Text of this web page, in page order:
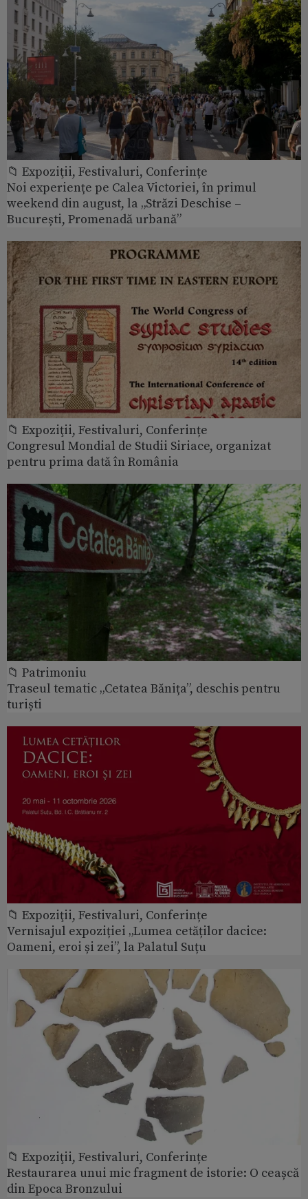
📁 Expoziţii, Festivaluri, Conferințe
Noi experiențe pe Calea Victoriei, în primul
weekend din august, la „Străzi Deschise –
București, Promenadă urbană”
📁 Expoziţii, Festivaluri, Conferințe
Congresul Mondial de Studii Siriace, organizat
pentru prima dată în România
📁 Patrimoniu
Traseul tematic „Cetatea Bănița”, deschis pentru
turiști
📁 Expoziţii, Festivaluri, Conferințe
Vernisajul expoziției „Lumea cetăților dacice:
Oameni, eroi și zei”, la Palatul Suțu
📁 Expoziţii, Festivaluri, Conferințe
Restaurarea unui mic fragment de istorie: O ceașcă
din Epoca Bronzului